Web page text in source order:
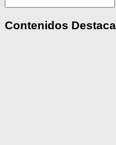
Contenidos